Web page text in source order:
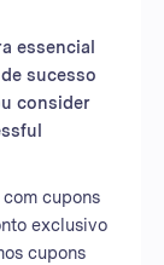
essencial
sucesso
consider
cupons
exclusivo
cupons